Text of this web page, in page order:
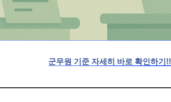
군무원 기준 자세히 바로 확인하기!!